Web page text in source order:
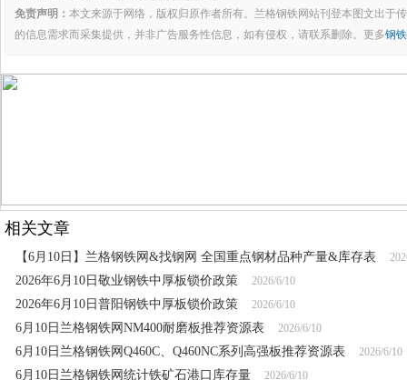
免责声明： 本文来源于网络，版权归原作者所有。兰格钢铁网站刊登本图文出于
的信息需求而采集提供，并非广告服务性信息，如有侵权，请联系删除。更多钢
相关文章
【6月10日】兰格钢铁网&找钢网 全国重点钢材品种产量&库存表
2026年6月10日敬业钢铁中厚板锁价政策 2026/6/10
2026年6月10日普阳钢铁中厚板锁价政策 2026/6/10
6月10日兰格钢铁网NM400耐磨板推荐资源表 2026/6/10
6月10日兰格钢铁网Q460C、Q460NC系列高强板推荐资源表 2026/6/10
6月10日兰格钢铁网统计铁矿石港口库存量 2026/6/10